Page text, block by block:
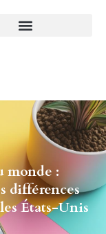
monde :
différences
États-Unis